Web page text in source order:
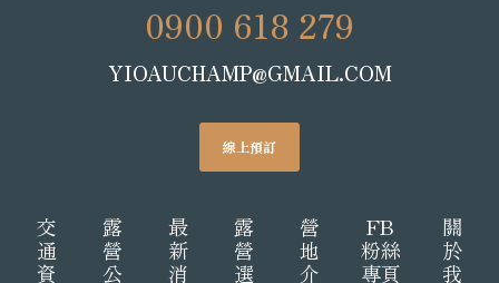
0900 618 279
YIOAUCHAMP@GMAIL.COM
線上預訂
交
通
資
露
營
公
最
新
消
露
營
選
營
地
介
FB
粉絲
專頁
關
於
我